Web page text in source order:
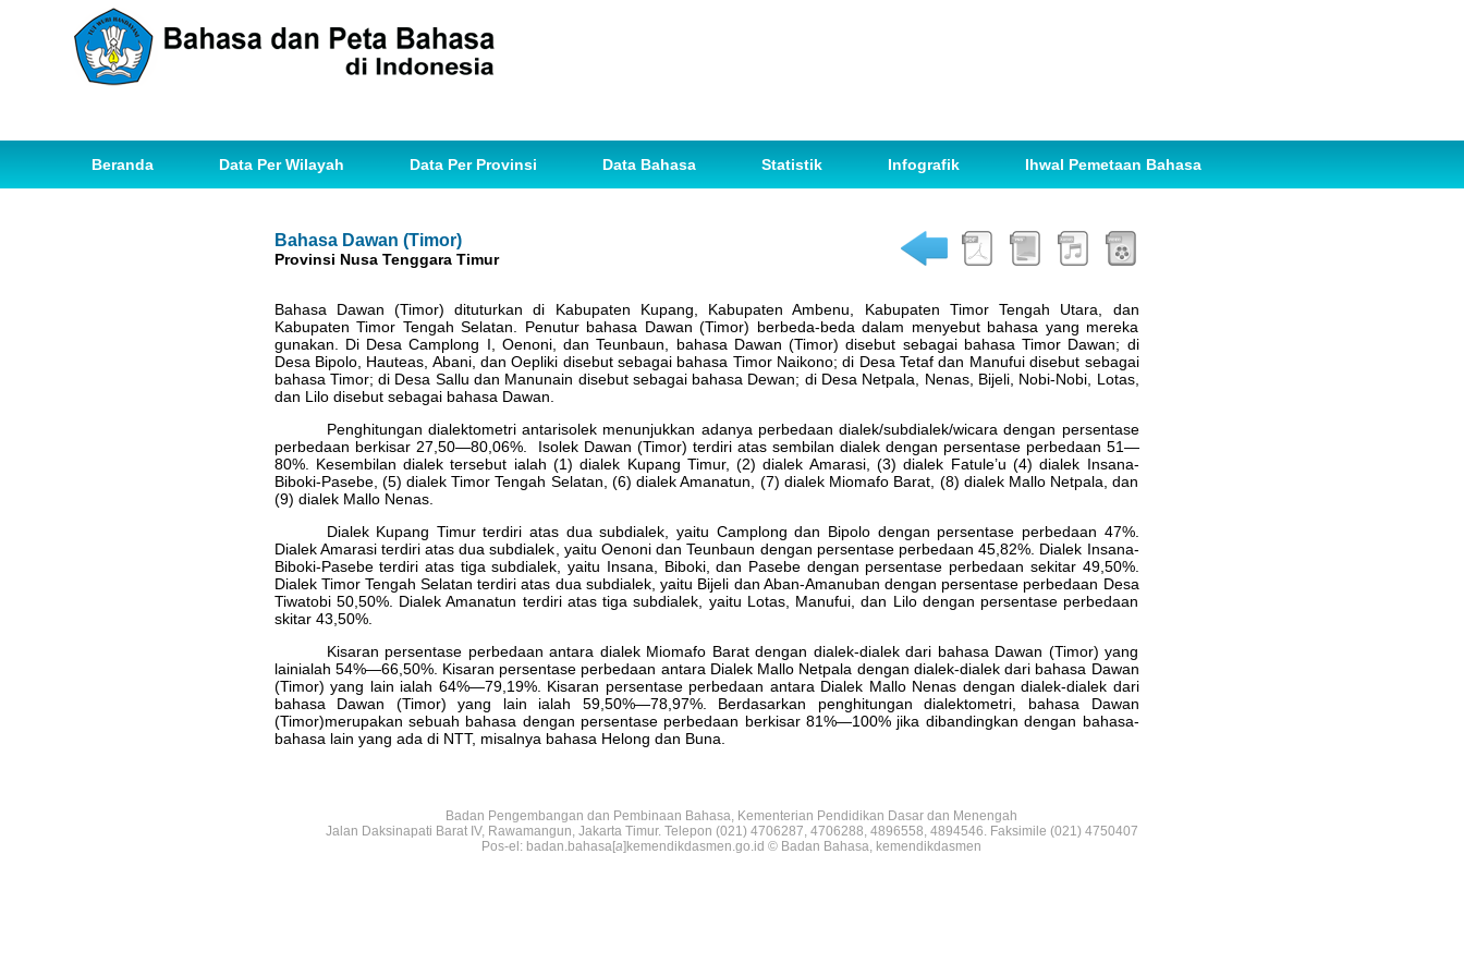
Beranda Data Per Wilayah Data Per Provinsi Data Bahasa Statistik Infografik Ihwal Pemetaan Bahasa
Bahasa Dawan (Timor)
Provinsi Nusa Tenggara Timur
Bahasa Dawan (Timor) dituturkan di Kabupaten Kupang, Kabupaten Ambenu, Kabupaten Timor Tengah Utara, dan
Kabupaten Timor Tengah Selatan. Penutur bahasa Dawan (Timor) berbeda-beda dalam menyebut bahasa yang mereka
gunakan. Di Desa Camplong I, Oenoni, dan Teunbaun, bahasa Dawan (Timor) disebut sebagai bahasa Timor Dawan; di
Desa Bipolo, Hauteas, Abani, dan Oepliki disebut sebagai bahasa Timor Naikono; di Desa Tetaf dan Manufui disebut sebagai
bahasa Timor; di Desa Sallu dan Manunain disebut sebagai bahasa Dewan; di Desa Netpala, Nenas, Bijeli, Nobi-Nobi, Lotas,
dan Lilo disebut sebagai bahasa Dawan.
Penghitungan dialektometri antarisolek menunjukkan adanya perbedaan dialek/subdialek/wicara dengan persentase
perbedaan berkisar 27,50—80,06%. Isolek Dawan (Timor) terdiri atas sembilan dialek dengan persentase perbedaan 51—
80%. Kesembilan dialek tersebut ialah (1) dialek Kupang Timur, (2) dialek Amarasi, (3) dialek Fatule’u (4) dialek Insana-
Biboki-Pasebe, (5) dialek Timor Tengah Selatan, (6) dialek Amanatun, (7) dialek Miomafo Barat, (8) dialek Mallo Netpala, dan
(9) dialek Mallo Nenas.
Dialek Kupang Timur terdiri atas dua subdialek, yaitu Camplong dan Bipolo dengan persentase perbedaan 47%.
Dialek Amarasi terdiri atas dua subdialek, yaitu Oenoni dan Teunbaun dengan persentase perbedaan 45,82%. Dialek Insana-
Biboki-Pasebe terdiri atas tiga subdialek, yaitu Insana, Biboki, dan Pasebe dengan persentase perbedaan sekitar 49,50%.
Dialek Timor Tengah Selatan terdiri atas dua subdialek, yaitu Bijeli dan Aban-Amanuban dengan persentase perbedaan Desa
Tiwatobi 50,50%. Dialek Amanatun terdiri atas tiga subdialek, yaitu Lotas, Manufui, dan Lilo dengan persentase perbedaan
skitar 43,50%.
Kisaran persentase perbedaan antara dialek Miomafo Barat dengan dialek-dialek dari bahasa Dawan (Timor) yang
lainialah 54%—66,50%. Kisaran persentase perbedaan antara Dialek Mallo Netpala dengan dialek-dialek dari bahasa Dawan
(Timor) yang lain ialah 64%—79,19%. Kisaran persentase perbedaan antara Dialek Mallo Nenas dengan dialek-dialek dari
bahasa Dawan (Timor) yang lain ialah 59,50%—78,97%. Berdasarkan penghitungan dialektometri, bahasa Dawan
(Timor)merupakan sebuah bahasa dengan persentase perbedaan berkisar 81%—100% jika dibandingkan dengan bahasa-
bahasa lain yang ada di NTT, misalnya bahasa Helong dan Buna.
Badan Pengembangan dan Pembinaan Bahasa, Kementerian Pendidikan Dasar dan Menengah
Jalan Daksinapati Barat IV, Rawamangun, Jakarta Timur. Telepon (021) 4706287, 4706288, 4896558, 4894546. Faksimile (021) 4750407
Pos-el: badan.bahasa[a]kemendikdasmen.go.id © Badan Bahasa, kemendikdasmen